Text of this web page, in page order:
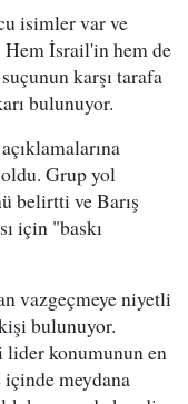
isimler var ve
Hem İsrail'in hem de
karşı tarafa
bulunuyor.
Grup yol
belirtti ve Barış
için "baskı
vazgeçmeye niyetli
bulunuyor.
konumunun en
meydana